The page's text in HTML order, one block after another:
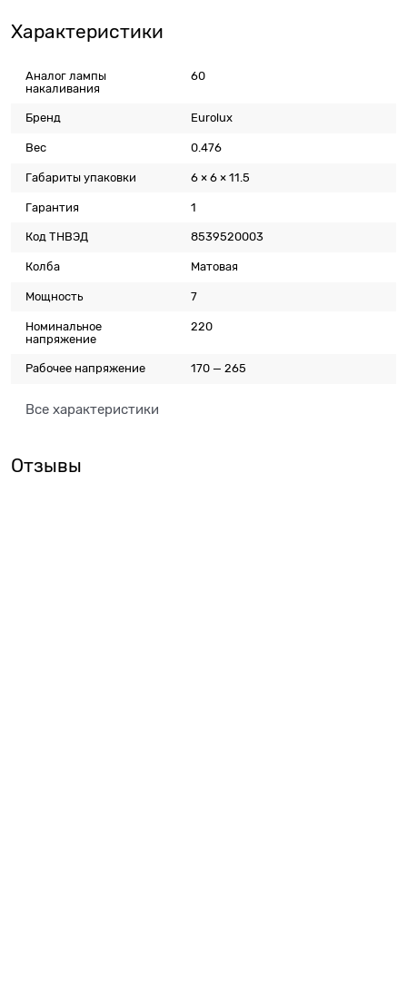
Характеристики
Аналог лампы
накаливания
60
Бренд Eurolux
Вес 0.476
Габариты упаковки 6 × 6 × 11.5
Гарантия 1
Код ТНВЭД 8539520003
Колба Матовая
Мощность 7
Номинальное
напряжение
220
Рабочее напряжение 170 — 265
Все характеристики
Отзывы